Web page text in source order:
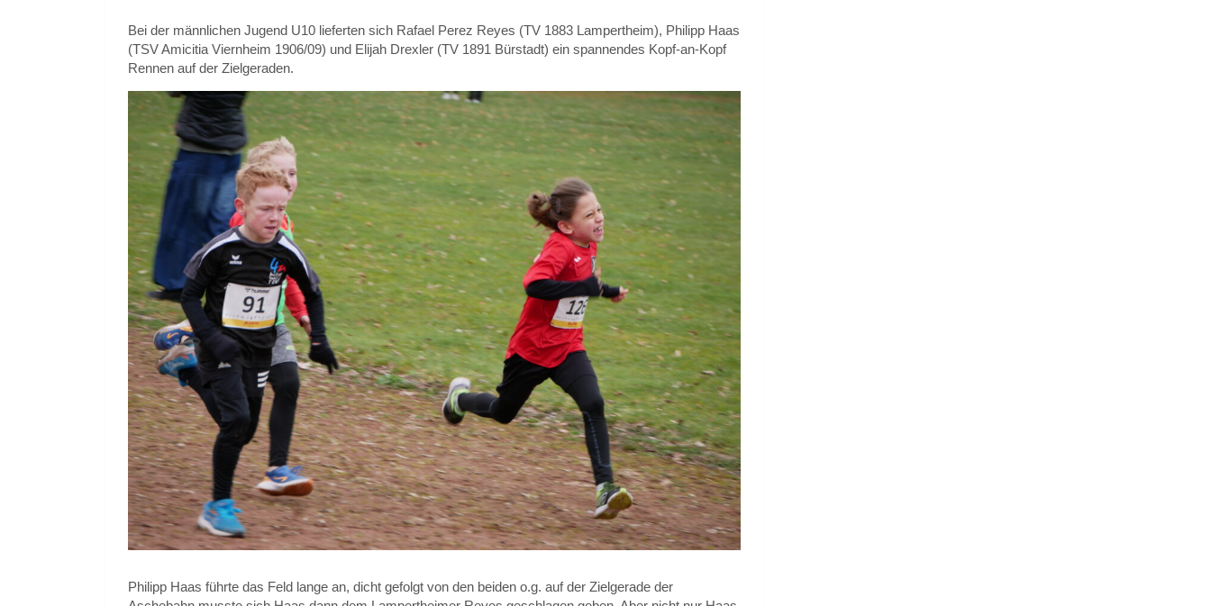
Bei der männlichen Jugend U10 lieferten sich Rafael Perez Reyes (TV 1883 Lampertheim), Philipp Haas
(TSV Amicitia Viernheim 1906/09) und Elijah Drexler (TV 1891 Bürstadt) ein spannendes Kopf-an-Kopf
Rennen auf der Zielgeraden.
Philipp Haas führte das Feld lange an, dicht gefolgt von den beiden o.g. auf der Zielgerade der